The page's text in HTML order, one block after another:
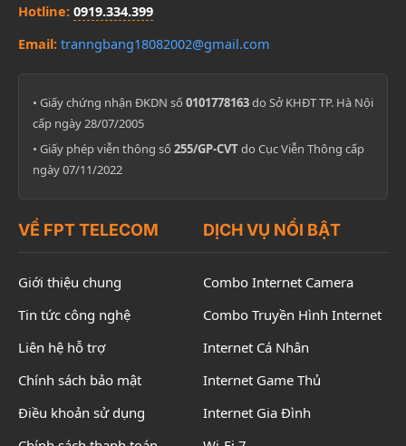
Hotline: 0919.334.399
Email: tranngbang18082002@gmail.com
• Giấy chứng nhận ĐKDN số 0101778163do Sở KHĐT TP. Hà Nội
cấp ngày 28/07/2005
• Giấy phép viễn thông số 255/GP-CVTdo Cục Viễn Thông cấp
ngày 07/11/2022
VỀ FPT TELECOM
Giới thiệu chung
Tin tức công nghệ
Liên hệ hỗ trợ
Chính sách bảo mật
Điều khoản sử dụng
DỊCH VỤ NỔI BẬT
Combo Internet Camera
Combo Truyền Hình Internet
Internet Cá Nhân
Internet Game Thủ
Internet Gia Đình